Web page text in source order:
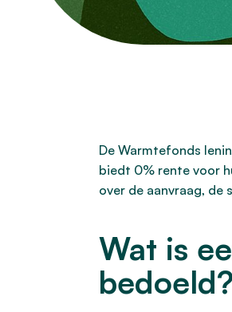
De Warmtefonds
biedt 0% rente voor
over de aanvraag, de
Wat is
bedoeld?